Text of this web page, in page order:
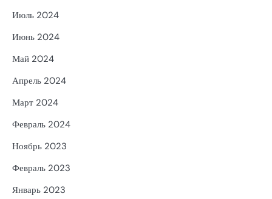
Июль 2024
Июнь 2024
Май 2024
Апрель 2024
Март 2024
Февраль 2024
Ноябрь 2023
Февраль 2023
Январь 2023